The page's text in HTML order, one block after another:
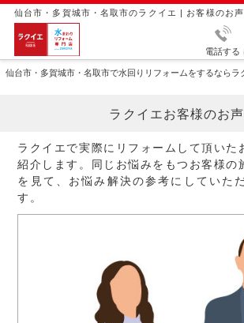
仙台市・多賀城市・名取市のラクイエ | お客様のお声
電話する
仙台市・多賀城市・名取市で水回りリフォームをするならラ
ラクイエお客様のお声
ラクイエで実際にリフォームして頂いた
紹介します。同じお悩みをもつお客様の
を見て、お悩み解決の参考にしていた
す。